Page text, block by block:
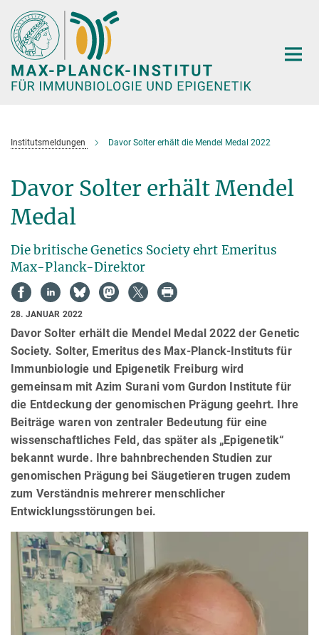
Hauptinhalt
Institutsmeldungen Davor Solter erhält die Mendel Medal 2022
Davor Solter erhält Mendel
Medal
Die britische Genetics Society ehrt Emeritus
Max-Planck-Direktor
28. JANUAR 2022
Davor Solter erhält die Mendel Medal 2022 der Genetic
Society. Solter, Emeritus des Max-Planck-Instituts für
Immunbiologie und Epigenetik Freiburg wird
gemeinsam mit Azim Surani vom Gurdon Institute für
die Entdeckung der genomischen Prägung geehrt. Ihre
Beiträge waren von zentraler Bedeutung für eine
wissenschaftliches Feld, das später als „Epigenetik“
bekannt wurde. Ihre bahnbrechenden Studien zur
genomischen Prägung bei Säugetieren trugen zudem
zum Verständnis mehrerer menschlicher
Entwicklungsstörungen bei.